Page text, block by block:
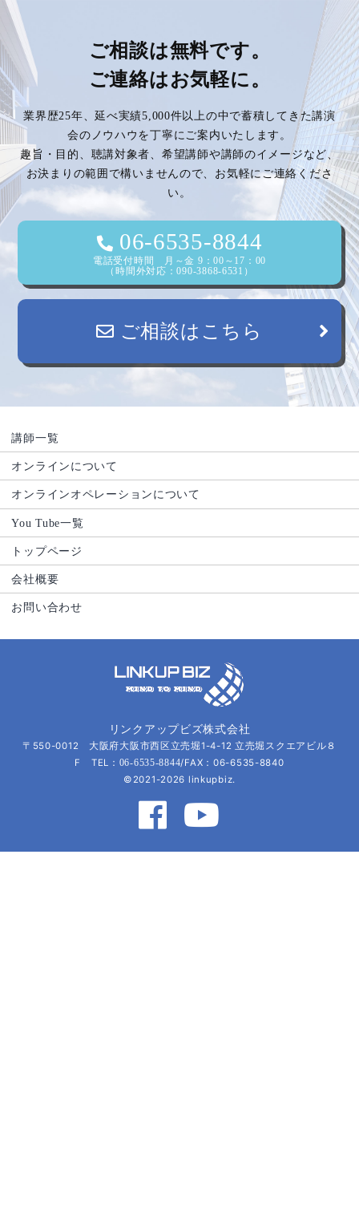
ご相談は無料です。
ご連絡はお気軽に。
業界歴25年、延べ実績5,000件以上の中で蓄積してきた講演
会のノウハウを丁寧にご案内いたします。
趣旨・目的、聴講対象者、希望講師や講師のイメージなど、
お決まりの範囲で構いませんので、お気軽にご連絡くださ
い。
06-6535-8844
電話受付時間 月～金 9：00～17：00
（時間外対応：090-3868-6531）
ご相談はこちら
講師一覧
オンラインについて
オンラインオペレーションについて
You Tube一覧
トップページ
会社概要
お問い合わせ
リンクアップビズ株式会社
〒550-0012 大阪府大阪市西区立売堀1-4-12 立売堀スクエアビル８
F TEL： 06-6535-8844/FAX：06-6535-8840
©2021-2026 linkupbiz.